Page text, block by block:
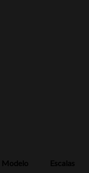
Modelo Escalas